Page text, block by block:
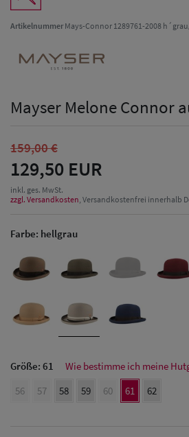
Herren Caps
Herren
Baseball Cpas
Herren UV-
Schutz Caps
ArtikelnummerMays-Connor 1289761-2008
Mayser Melone Connor
159,00 €
129,50 EUR
inkl. ges. MwSt.
zzgl. Versandkosten , Versandkostenfrei innerhalb
Farbe: hellgrau
Größe: 61
Wie bestimme ich meine
56
57 58 59 60 61 62